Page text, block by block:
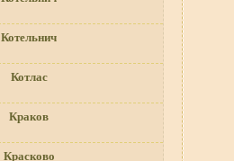
Котельнич
Котлас
Краков
Красково